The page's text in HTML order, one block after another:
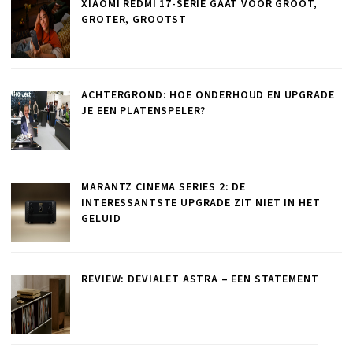
XIAOMI REDMI 17-SERIE GAAT VOOR GROOT,
GROTER, GROOTST
ACHTERGROND: HOE ONDERHOUD EN UPGRADE
JE EEN PLATENSPELER?
MARANTZ CINEMA SERIES 2: DE
INTERESSANTSTE UPGRADE ZIT NIET IN HET
GELUID
REVIEW: DEVIALET ASTRA – EEN STATEMENT